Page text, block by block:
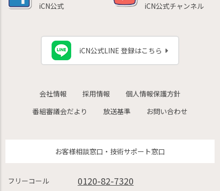
iCN公式 iCN公式チャンネル
iCN公式LINE 登録はこちら
会社情報 採用情報
個人情報保護方針
番組審議会だより
放送基準 お問い合わせ
お客様相談窓口・技術サポート窓口
フリーコール 0120-82-7320